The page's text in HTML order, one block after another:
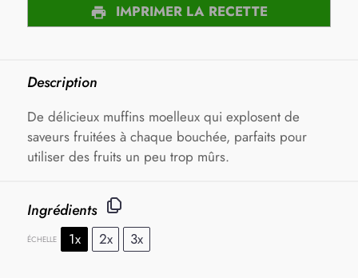
IMPRIMER LA RECETTE
Description
De délicieux muffins moelleux qui explosent de
saveurs fruitées à chaque bouchée, parfaits pour
utiliser des fruits un peu trop mûrs.
Ingrédients
ÉCHELLE 1x 2x 3x